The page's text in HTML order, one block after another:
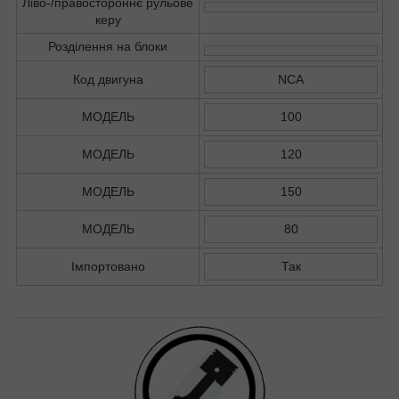
керу
Розділення на блоки
Код двигуна NCA
МОДЕЛЬ 100
МОДЕЛЬ 120
МОДЕЛЬ 150
МОДЕЛЬ 80
Імпортовано Так